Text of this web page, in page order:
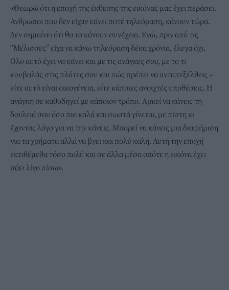
«Θεωρώ ότι η εποχή της έκθεσης της εικόνας μας έχει περάσει.
Ανθρωποι που δεν είχαν κάνει ποτέ τηλεόραση, κάνουν τώρα.
Δεν σημαίνει ότι θα το κάνουν συνέχεια. Εγώ, πριν από τις
“Μέλισσες” είχα να κάνω τηλεόραση δέκα χρόνια, έλεγα όχι.
Ολο αυτό έχει να κάνει και με τις ανάγκες σου, με το τι
κουβαλάς στις πλάτες σου και πώς πρέπει να ανταπεξέλθεις –
είτε αυτό είναι οικογένεια, είτε κάποιες ανοιχτές υποθέσεις. Η
ανάγκη σε καθοδηγεί με κάποιον τρόπο. Αρκεί να κάνεις τη
δουλειά σου όσο πιο καλά και σωστά γίνεται, με πίστη κι
έχοντας λόγο για να την κάνεις. Μπορεί να κάνεις μια διαφήμιση
για τα χρήματα αλλά να βγει και πολύ καλή. Αυτή την εποχή
εκτιθέμεθα τόσο πολύ και σε άλλα μέσα οπότε η εικόνα έχει
πάει λίγο πίσω».